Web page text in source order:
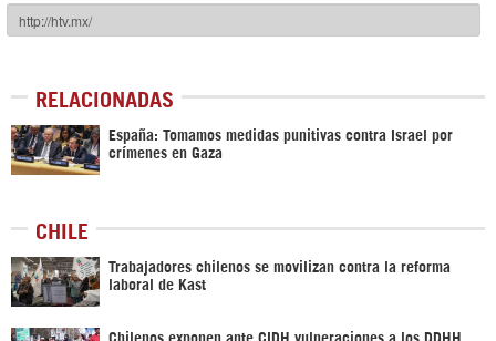
RELACIONADAS
España: Tomamos medidas punitivas contra Israel por
crímenes en Gaza
CHILE
Trabajadores chilenos se movilizan contra la reforma
laboral de Kast
Chilenos exponen ante CIDH vulneraciones a los DDHH